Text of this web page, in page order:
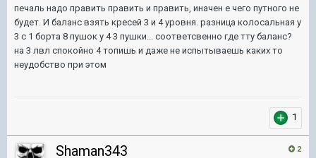
печаль надо править править и править, иначен е чего путного не
будет. И баланс взять кресей 3 и 4 уровня. разница колосальная у
3 с 1 борта 8 пушок у 4 3 пушки... соответсвенно где тту баланс?
на 3 лвл спокойно 4 топишь и даже не испытываешь каких то
неудобство при этом
1
2
Shaman343